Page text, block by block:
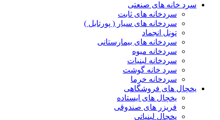
سرد خانه های صنعتی
سردخانه های ثابت
سردخانه های سیار ( پورتابل )
تونل انجماد
سردخانه های بیمارستانی
سردخانه میوه
سردخانه لبنیات
سرد خانه گوشت
سردخانه خرما
یخچال های فروشگاهی
یخچال های ایستاده
فریزر های صندوقی
یخچال لبنیاتی